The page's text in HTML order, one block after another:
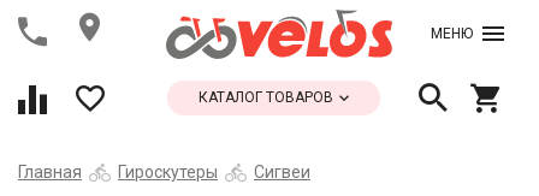
МЕНЮ
КАТАЛОГ ТОВАРОВ
Главная Гироскутеры Сигвеи